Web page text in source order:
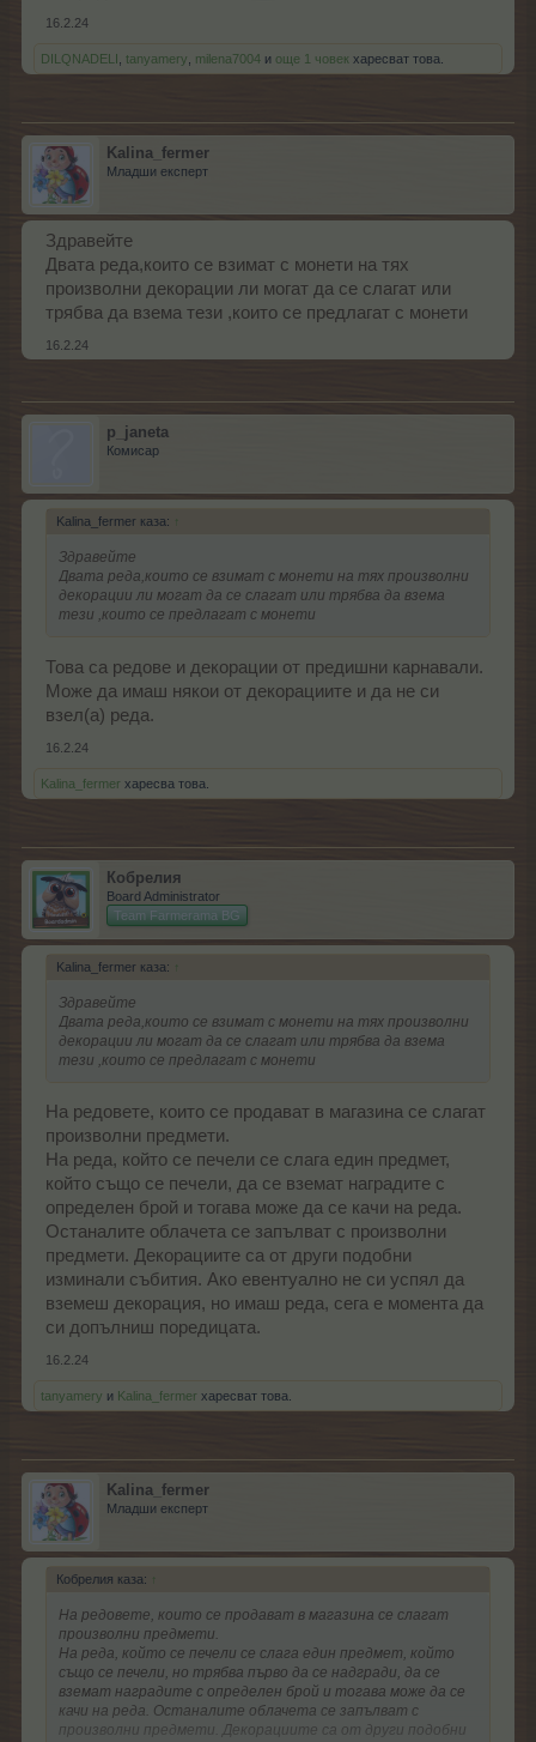
16.2.24
DILQNADELI tanyamery milena7004 и още 1 човек харесват това.
Kalina_fermer
Младши експерт
Здравейте
Двата реда,които се взимат с монети на тях
произволни декорации ли могат да се слагат или
трябва да взема тези ,които се предлагат с монети
16.2.24
p_janeta
Комисар
Kalina_fermer каза: ↑
Здравейте
Двата реда,които се взимат с монети на тях произволни
декорации ли могат да се слагат или трябва да взема
тези ,които се предлагат с монети
Това са редове и декорации от предишни карнавали.
Може да имаш някои от декорациите и да не си
взел(а) реда.
16.2.24
Kalina_fermer харесва това.
Кобрелия
Board Administrator
Team Farmerama BG
Kalina_fermer каза: ↑
Здравейте
Двата реда,които се взимат с монети на тях произволни
декорации ли могат да се слагат или трябва да взема
тези ,които се предлагат с монети
На редовете, които се продават в магазина се слагат
произволни предмети.
На реда, който се печели се слага един предмет,
който също се печели, да се вземат наградите с
определен брой и тогава може да се качи на реда.
Останалите облачета се запълват с произволни
предмети. Декорациите са от други подобни
изминали събития. Ако евентуално не си успял да
вземеш декорация, но имаш реда, сега е момента да
си допълниш поредицата.
16.2.24
tanyamery и Kalina_fermer харесват това.
Kalina_fermer
Младши експерт
Кобрелия каза: ↑
На редовете, които се продават в магазина се слагат
произволни предмети.
На реда, който се печели се слага един предмет, който
също се печели, но трябва първо да се надгради, да се
вземат наградите с определен брой и тогава може да се
качи на реда. Останалите облачета се запълват с
произволни предмети. Декорациите са от други подобни